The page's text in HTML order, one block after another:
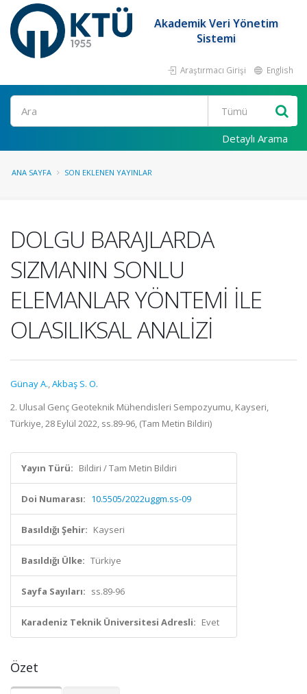
Akademik Veri Yönetim
Sistemi
Araştırmacı Girişi English
Ara
Detaylı Arama
ANA SAYFA SON EKLENEN YAYINLAR
DOLGU BARAJLARDA
SIZMANIN SONLU
ELEMANLAR YÖNTEMİ İLE
OLASILIKSAL ANALİZİ
Günay A.,Akbaş S. O.
2. Ulusal Genç Geoteknik Mühendisleri Sempozyumu, Kayseri,
Türkiye, 28 Eylül 2022, ss.89-96, (Tam Metin Bildiri)
Yayın Türü: Bildiri / Tam Metin Bildiri
Doi Numarası: 10.5505/2022uggm.ss-09
Basıldığı Şehir: Kayseri
Basıldığı Ülke: Türkiye
Sayfa Sayıları: ss.89-96
Karadeniz Teknik Üniversitesi Adresli: Evet
Özet